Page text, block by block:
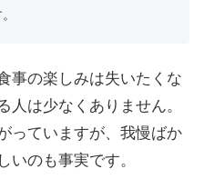
事の楽しみは失いたくな
は少なくありません。
っていますが、我慢ばか
いのも事実です。